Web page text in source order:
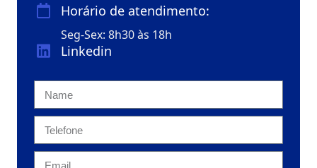
Horário de atendimento:
Seg-Sex: 8h30 às 18h
Linkedin